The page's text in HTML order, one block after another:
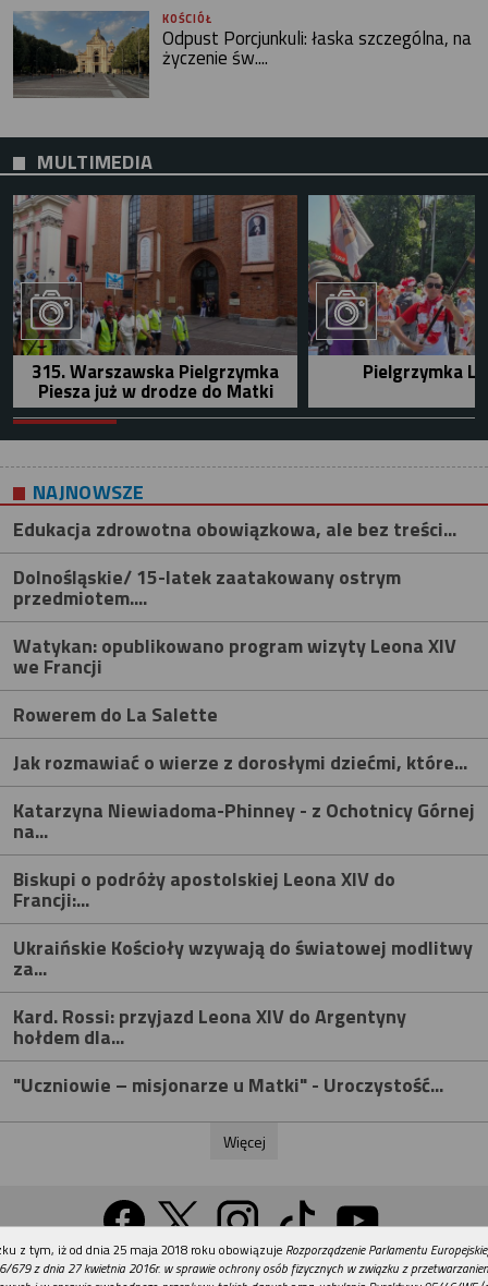
KOŚCIÓŁ
Odpust Porcjunkuli: łaska szczególna, na
życzenie św....
MULTIMEDIA
315. Warszawska Pielgrzymka
Piesza już w drodze do Matki
Pielgrzymka
NAJNOWSZE
Edukacja zdrowotna obowiązkowa, ale bez treści...
Dolnośląskie/ 15-latek zaatakowany ostrym
przedmiotem....
Watykan: opublikowano program wizyty Leona XIV
we Francji
Rowerem do La Salette
Jak rozmawiać o wierze z dorosłymi dziećmi, które...
Katarzyna Niewiadoma-Phinney - z Ochotnicy Górnej
na...
Biskupi o podróży apostolskiej Leona XIV do
Francji:...
Ukraińskie Kościoły wzywają do światowej modlitwy
za...
Kard. Rossi: przyjazd Leona XIV do Argentyny
hołdem dla...
"Uczniowie – misjonarze u Matki" - Uroczystość...
Więcej
Wersja na komputer
REKLAMA
z tym, iż od dnia 25 maja 2018 roku obowiązuje Rozporządzenie Parlamentu
679 z dnia 27 kwietnia 2016r. w sprawie ochrony osób fizycznych w związku z